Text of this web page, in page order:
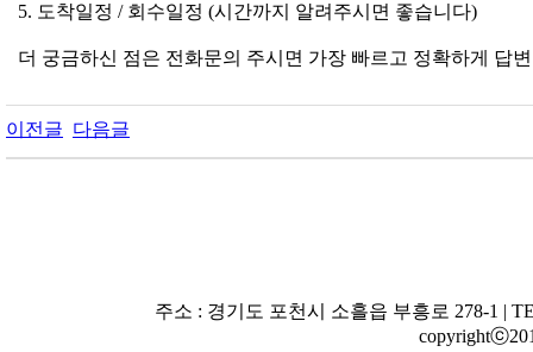
5. 도착일정 / 회수일정 (시간까지 알려주시면 좋습니다)
더 궁금하신 점은 전화문의 주시면 가장 빠르고 정확하게 답
이전글 다음글
주소 : 경기도 포천시 소흘읍 부흥로 278-1 |